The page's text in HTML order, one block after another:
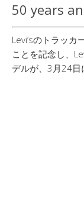
50 years
Levi’sのトラッカ
ことを記念し、
デルが、3月24日